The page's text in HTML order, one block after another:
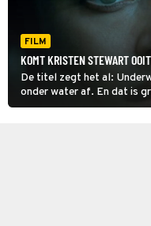
FILM
KOMT KRISTEN STEWART
De titel zegt het al:
onder water af. En dat is